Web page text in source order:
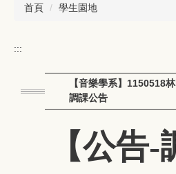
首頁 學生園地
:::
【音樂學系】1150518
調課公告
【公告